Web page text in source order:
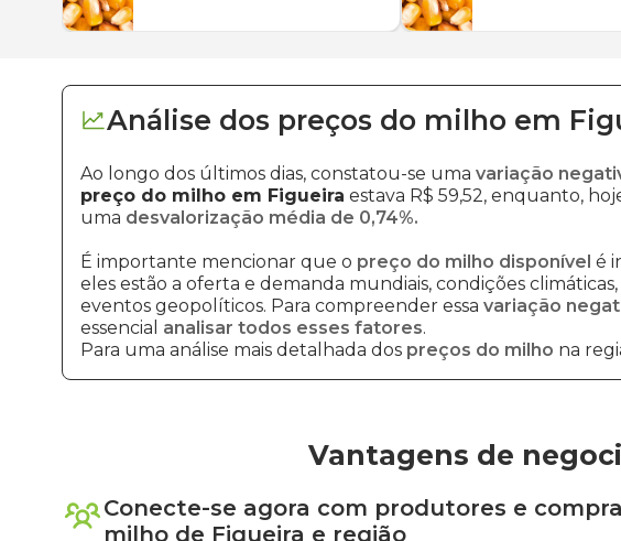
Análise dos preços do milho em
Ao longo dos últimos dias, constatou-se uma variação
preço do milho em Figueira estava R$ 59,52, enquanto,
uma desvalorização média de 0,74%.
É importante mencionar que o preço do milho disponível é
eles estão a oferta e demanda mundiais, condições
eventos geopolíticos. Para compreender essa variação
essencial analisar todos esses fatores.
Para uma análise mais detalhada dos preços do milho na
Vantagens de
Conecte-se agora com produtores e
milho de Figueira e região